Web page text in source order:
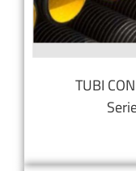
TUBI